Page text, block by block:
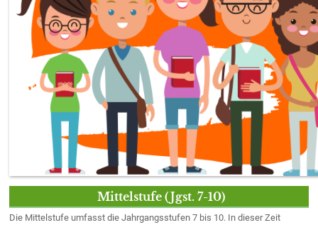
Mittelstufe (Jgst. 7-10)
Die Mittelstufe umfasst die Jahrgangsstufen 7 bis 10. In dieser Zeit